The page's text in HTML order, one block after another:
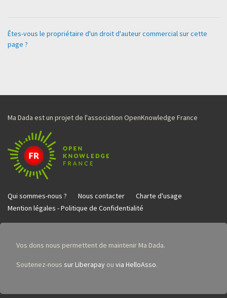
Êtes-vous le propriétaire d'un droit d'auteur commercial sur cette
page ?
Ma Dada est un projet de l'association OpenKnowledge France
Qui sommes-nous ? Nous contacter
Charte d'usage
Mention légales - Politique de Confidentialité
Vos dons nous permettent de maintenir Ma Dada.
Soutenez-nous sur Liberapay ou via HelloAsso.